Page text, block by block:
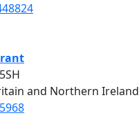
and Northern Ireland